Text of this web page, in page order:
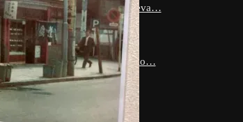
che persino Megatron temeva…
ANIME SUL CALCIO ? Diamo…
che hanno cambiato per…